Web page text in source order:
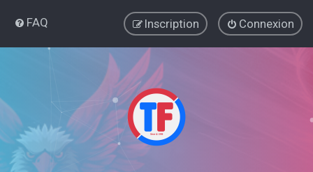
FAQ Connexion
Inscription